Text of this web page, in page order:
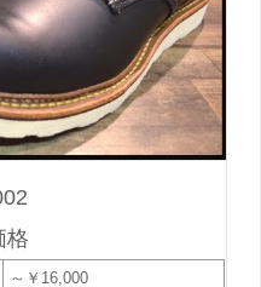
格
～￥16,000